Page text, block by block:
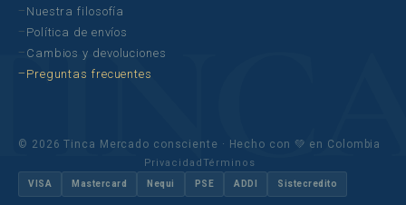
Nuestra filosofía
Política de envíos
Cambios y devoluciones
Preguntas frecuentes
© 2026 Tinca Mercado consciente · Hecho con 💚 en Colombia
Privacidad Términos
VISA Mastercard Nequi PSE ADDI Sistecredito